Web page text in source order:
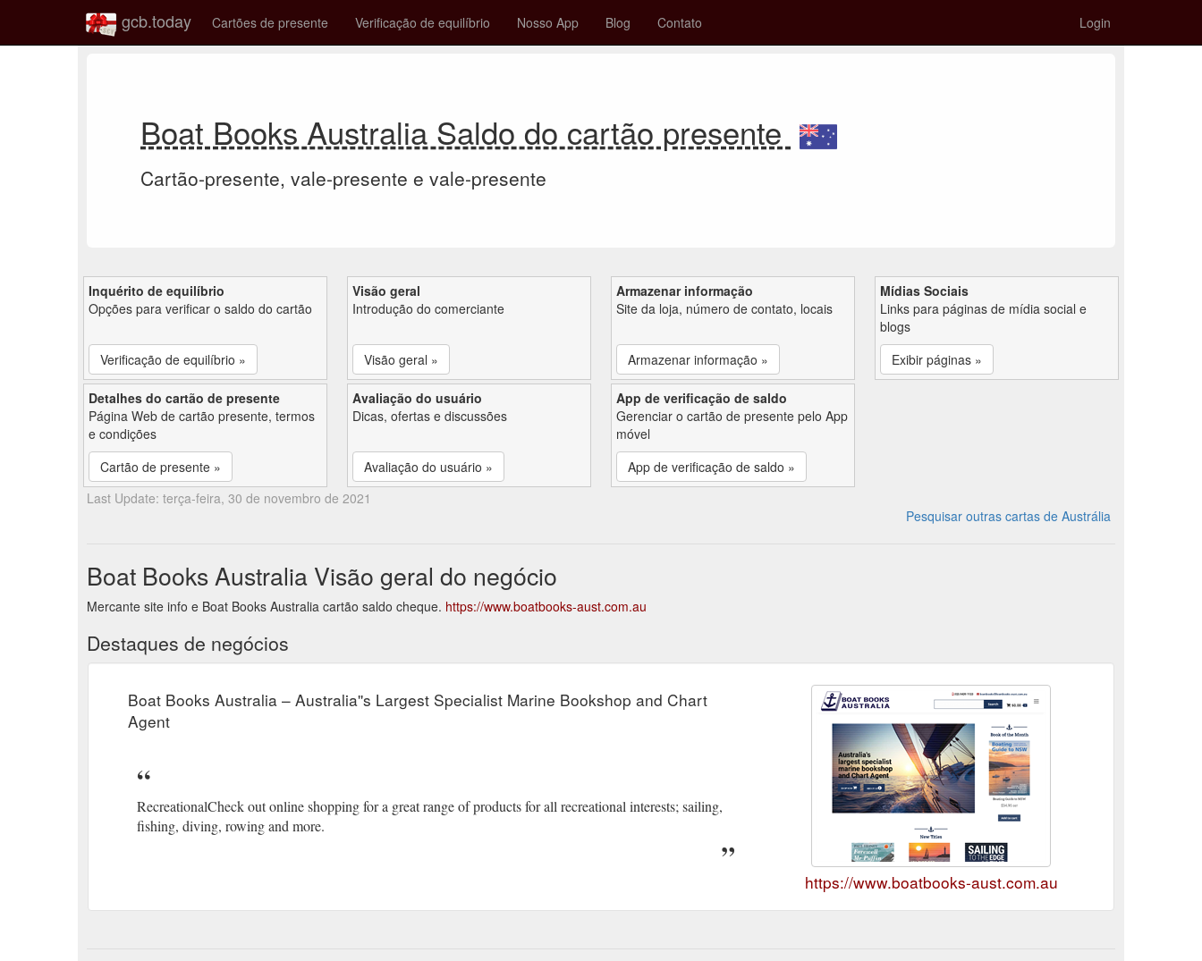
gcb.today Cartões de presente Verificação de equilíbrio Nosso App Blog Contato Login
Boat Books Australia Saldo do cartão presente
Cartão-presente, vale-presente e vale-presente
Inquérito de equilíbrio
Opções para verificar o saldo do cartão
Verificação de equilíbrio »
Visão geral
Introdução do comerciante
Visão geral »
Armazenar informação
Site da loja, número de contato, locais
Armazenar informação »
Mídias Sociais
Links para páginas de mídia social e
blogs
Exibir páginas »
Detalhes do cartão de presente
Página Web de cartão presente, termos
e condições
Cartão de presente »
Avaliação do usuário
Dicas, ofertas e discussões
Avaliação do usuário »
App de verificação de saldo
Gerenciar o cartão de presente pelo App
móvel
App de verificação de saldo »
Last Update: terça-feira, 30 de novembro de 2021
Pesquisar outras cartas de Austrália
Boat Books Australia Visão geral do negócio
Mercante site info e Boat Books Australia cartão saldo cheque. https://www.boatbooks-aust.com.au
Destaques de negócios
Boat Books Australia – Australia''s Largest Specialist Marine Bookshop and Chart
Agent
RecreationalCheck out online shopping for a great range of products for all recreational interests; sailing,
fishing, diving, rowing and more.
https://www.boatbooks-aust.com.au